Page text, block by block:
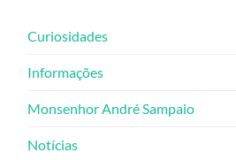
Curiosidades
Informações
Monsenhor André Sampaio
Notícias